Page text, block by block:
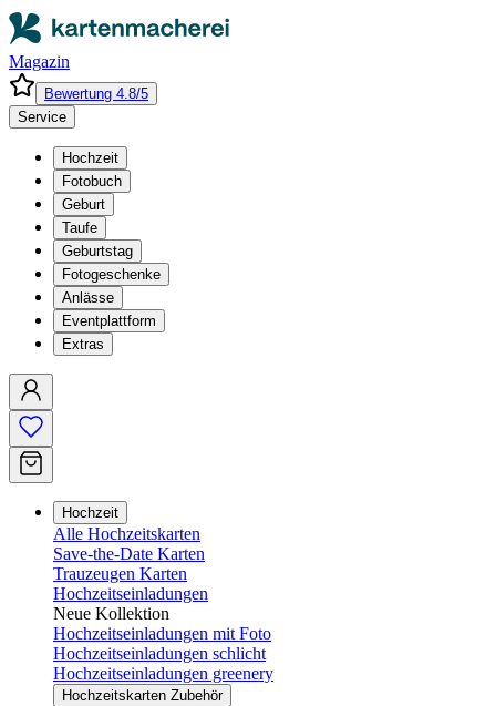
Magazin
Bewertung 4.8/5
Service
Hochzeit
Fotobuch
Geburt
Taufe
Geburtstag
Fotogeschenke
Anlässe
Eventplattform
Extras
Hochzeit
Alle Hochzeitskarten
Save-the-Date Karten
Trauzeugen Karten
Hochzeitseinladungen
Neue Kollektion
Hochzeitseinladungen mit Foto
Hochzeitseinladungen schlicht
Hochzeitseinladungen greenery
Hochzeitskarten Zubehör